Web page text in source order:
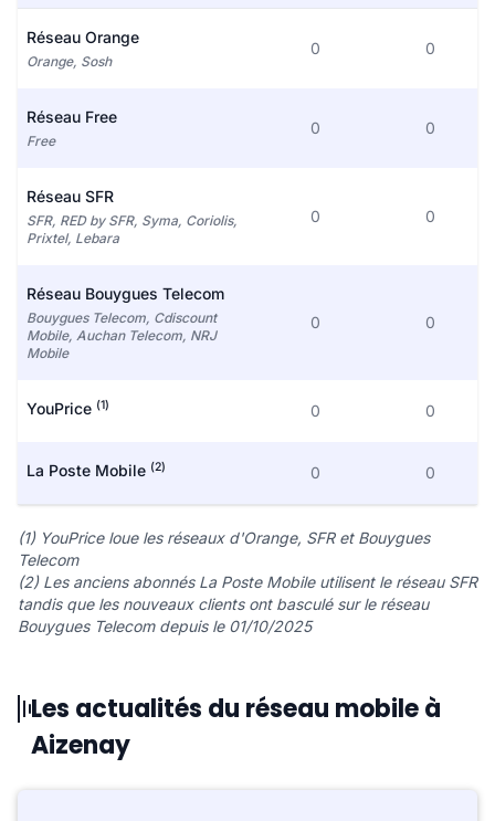
Réseau Orange
Orange, Sosh
0 0
Réseau Free
Free
0 0
Réseau SFR
SFR, RED by SFR, Syma, Coriolis,
Prixtel, Lebara
0 0
Réseau Bouygues Telecom
Bouygues Telecom, Cdiscount
Mobile, Auchan Telecom, NRJ
Mobile
0 0
YouPrice (1) 0 0
La Poste Mobile (2) 0 0
(1) YouPrice loue les réseaux d'Orange, SFR et Bouygues
Telecom
(2) Les anciens abonnés La Poste Mobile utilisent le réseau SFR
tandis que les nouveaux clients ont basculé sur le réseau
Bouygues Telecom depuis le 01/10/2025
Les actualités du réseau mobile à
Aizenay